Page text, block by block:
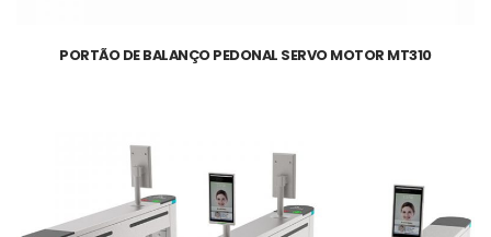
PORTÃO DE BALANÇO PEDONAL SERVO MOTOR MT310